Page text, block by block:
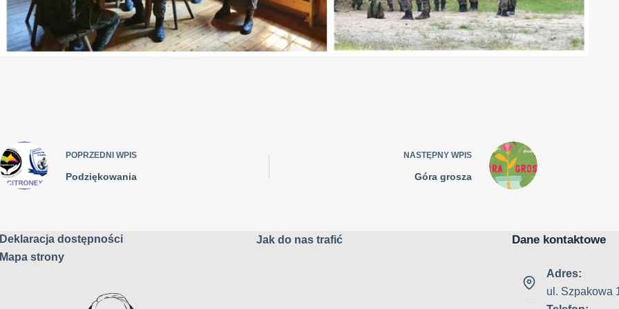
POPRZEDNI WPIS
Podziękowania
NASTĘPNY WPIS
Góra grosza
Deklaracja dostępności
Mapa strony
Jak do nas trafić Dane kontaktowe
Adres:
ul. Szpakowa